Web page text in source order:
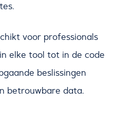
voor professionals
elke tool tot in de code
beslissingen
betrouwbare data.